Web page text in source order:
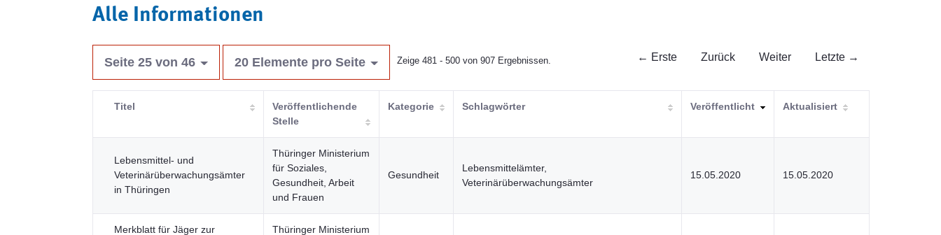
Alle Informationen
Seite 25 von 46 20 Elemente pro Seite Zeige 481 - 500 von 907 Ergebnissen. ← Erste Zurück Weiter Letzte →
Titel
Veröffentlichende
Stelle
Kategorie Schlagwörter Veröffentlicht Aktualisiert
Lebensmittel- und
Veterinärüberwachungsämter
in Thüringen
Thüringer Ministerium
für Soziales,
Gesundheit, Arbeit
und Frauen
Gesundheit
Lebensmittelämter,
Veterinärüberwachungsämter
15.05.2020 15.05.2020
Merkblatt für Jäger zur
Thüringer Ministerium